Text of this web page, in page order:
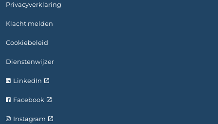
Privacyverklaring
Klacht melden
Cookiebeleid
Dienstenwijzer
LinkedIn
Facebook
Instagram